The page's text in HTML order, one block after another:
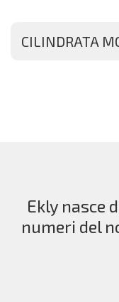
CILINDRATA
Ekly nasce
numeri del